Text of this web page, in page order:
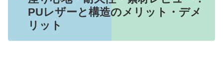
PUレザーと構造のメリット・デメ
リット